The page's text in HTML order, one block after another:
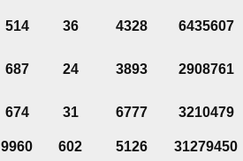
514 36 4328 6435607
687 24 3893 2908761
674 31 6777 3210479
9960 602 5126
31279450